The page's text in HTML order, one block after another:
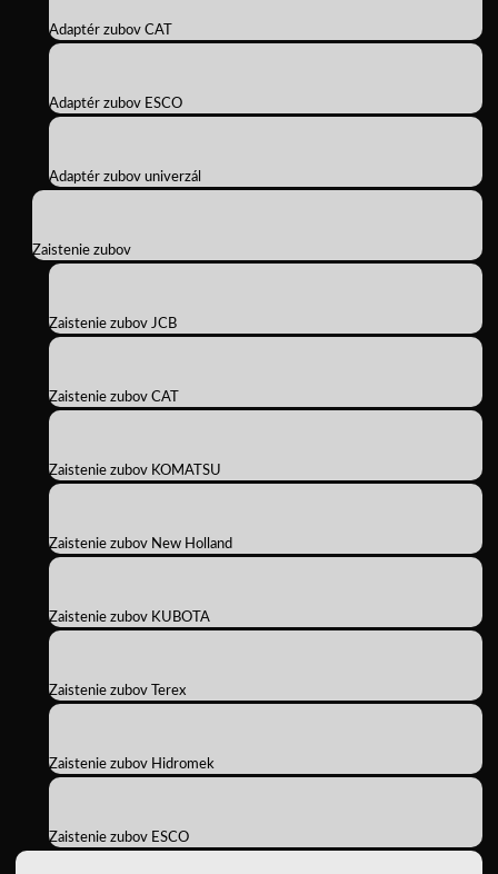
Adaptér zubov CAT
Adaptér zubov ESCO
Adaptér zubov univerzál
Zaistenie zubov
Zaistenie zubov JCB
Zaistenie zubov CAT
Zaistenie zubov KOMATSU
Zaistenie zubov New Holland
Zaistenie zubov KUBOTA
Zaistenie zubov Terex
Zaistenie zubov Hidromek
Zaistenie zubov ESCO